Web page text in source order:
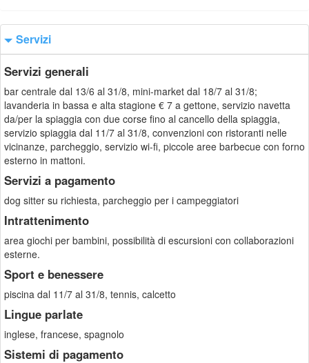
Servizi
Servizi generali
bar centrale dal 13/6 al 31/8, mini-market dal 18/7 al 31/8;
lavanderia in bassa e alta stagione € 7 a gettone, servizio navetta
da/per la spiaggia con due corse fino al cancello della spiaggia,
servizio spiaggia dal 11/7 al 31/8, convenzioni con ristoranti nelle
vicinanze, parcheggio, servizio wi-fi, piccole aree barbecue con forno
esterno in mattoni.
Servizi a pagamento
dog sitter su richiesta, parcheggio per i campeggiatori
Intrattenimento
area giochi per bambini, possibilità di escursioni con collaborazioni
esterne.
Sport e benessere
piscina dal 11/7 al 31/8, tennis, calcetto
Lingue parlate
inglese, francese, spagnolo
Sistemi di pagamento